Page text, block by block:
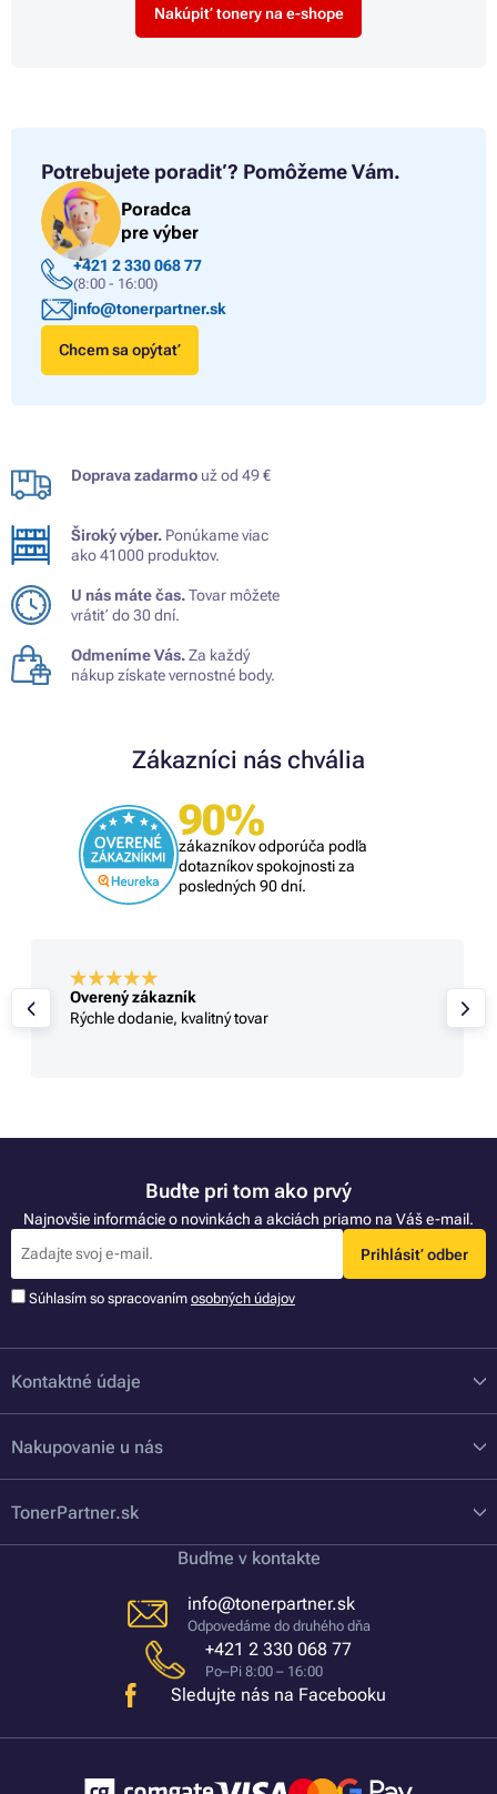
Nakúpiť tonery na e-shope
Potrebujete poradiť? Pomôžeme Vám.
Poradca
pre výber
+421 2 330 068 77
(8:00 - 16:00)
info@tonerpartner.sk
Chcem sa opýtať
Doprava zadarmo už od 49 €
Široký výber. Ponúkame viac
ako 41000 produktov.
U nás máte čas.Tovar môžete
vrátiť do 30 dní.
Odmeníme Vás.Za každý
nákup získate vernostné body.
Zákazníci nás chvália
90%
zákazníkov odporúča podľa
dotazníkov spokojnosti za
posledných 90 dní.
Overený zákazník
Rýchle dodanie, kvalitný tovar
Buďte pri tom ako prvý
Najnovšie informácie o novinkách a akciách priamo na Váš e-mail.
Prihlásiť odber
Súhlasím so spracovaním osobných údajov
Kontaktné údaje
Nakupovanie u nás
TonerPartner.sk
Buďme v kontakte
info@tonerpartner.sk
Odpovedáme do druhého dňa
+421 2 330 068 77
Po–Pi 8:00 – 16:00
Sledujte nás na Facebooku